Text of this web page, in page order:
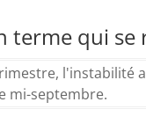
terme qui se
mi-septembre.